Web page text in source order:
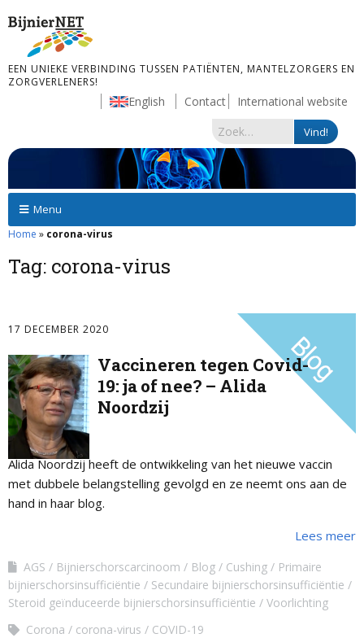
EEN UNIEKE VERBINDING TUSSEN PATIËNTEN, MANTELZORGERS EN
ZORGVERLENERS!
English Contact International website
Menu
Home » corona-virus
Tag: corona-virus
17 DECEMBER 2020
Vaccineren tegen Covid-
19: ja of nee? – Alida
Noordzij
Alida Noordzij heeft de ontwikkeling van het nieuwe vaccin
met dubbele belangstelling gevolgd en ze neemt ons aan de
hand in haar blog.
Lees meer
AGS Bijnierschorscarcinoom Blog Cushing
Primaire
bijnierschorsinsufficiëntie
Secundaire bijnierschorsinsufficiëntie
Steroid geïnduceerde bijnierschorsinsufficiëntie
Voorlichting
Corona
corona-virus COVID-19